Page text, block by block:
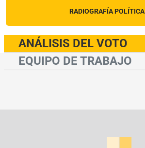
RADIOGRAFÍA POLÍTICA
ANÁLISIS DEL VOTO
EQUIPO DE TRABAJO